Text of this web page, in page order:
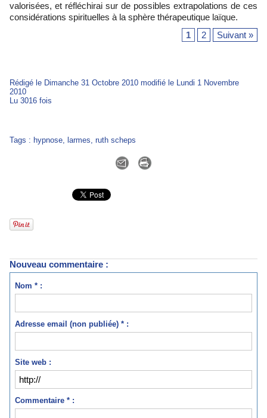
valorisées, et réfléchirai sur de possibles extrapolations de ces
considérations spirituelles à la sphère thérapeutique laïque.
1
2 Suivant »
Rédigé le Dimanche 31 Octobre 2010 modifié le Lundi 1 Novembre
2010
Lu 3016 fois
Tags : hypnose, larmes, ruth scheps
Nouveau commentaire :
Nom * :
Adresse email (non publiée) * :
Site web :
Commentaire * :